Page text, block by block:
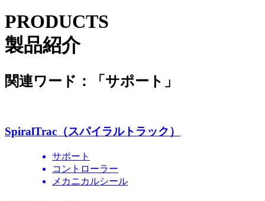
PRODUCTS
製品紹介
関連ワード：「サポート」
SpiralTrac（スパイラルトラック）
サポート
コントローラー
メカニカルシール